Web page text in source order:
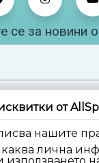
от
нашите
каква лична
се за новини
Абонирай ме